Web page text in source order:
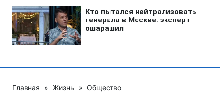
Главная » Жизнь » Общество